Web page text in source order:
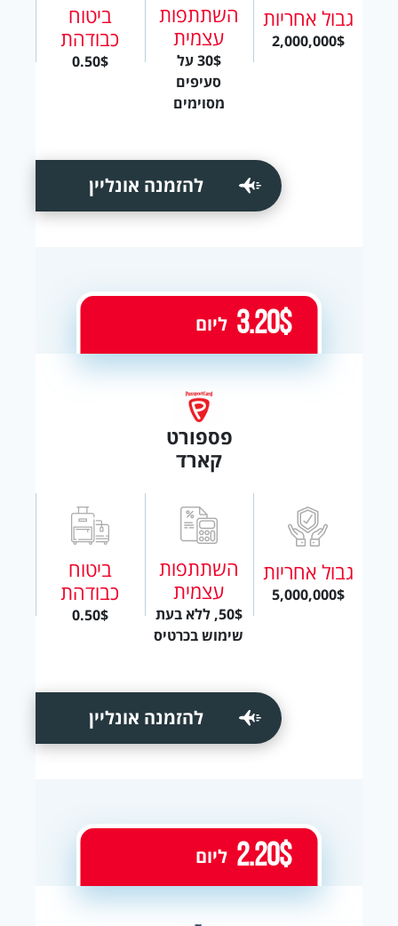
גבול אחריות
2,000,000$
השתתפות
עצמית
30$ על
סעיפים
מסוימים
ביטוח
כבודהת
0.50$
להזמנה אונליין
פספורט
קארד
גבול אחריות
5,000,000$
השתתפות
עצמית
50$, ללא בעת
שימוש בכרטיס
ביטוח
כבודהת
0.50$
3.20$ ליום
להזמנה אונליין
2.20$ ליום